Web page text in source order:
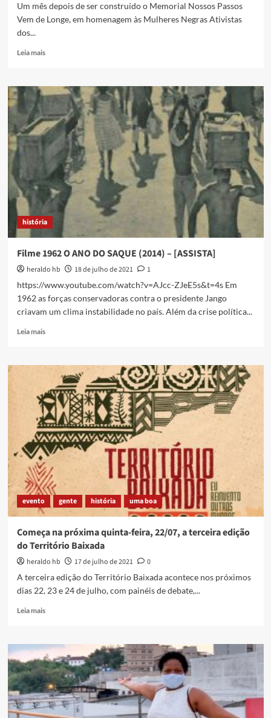
Um mês depois de ser construído o Memorial Nossos Passos
Vem de Longe, em homenagem às Mulheres Negras Ativistas
dos...
Leia maisRead
Dia
25/07
ato
Mulheres
Negras
Importam!
história
Filme 1962 O ANO DO SAQUE (2014) – [ASSISTA]
heraldo hb 18 de julho de 2021
1
https://www.youtube.com/watch?v=AJcc-ZJeE5s&t=4s Em
1962 as forças conservadoras contra o presidente Jango
criavam um clima instabilidade no país. Além da crise política...
Leia maisRead
Filme
1962
O
ANO
DO
SAQUE
(2014)
–
[ASSISTA]
evento gente história uma boa
Começa na próxima quinta-feira, 22/07, a terceira edição
do Território Baixada
heraldo hb 17 de julho de 2021
0
A terceira edição do Território Baixada acontece nos próximos
dias 22, 23 e 24 de julho, com painéis de debate,...
Leia maisRead
Começa
na
próxima
quinta-
feira,
22/07,
a